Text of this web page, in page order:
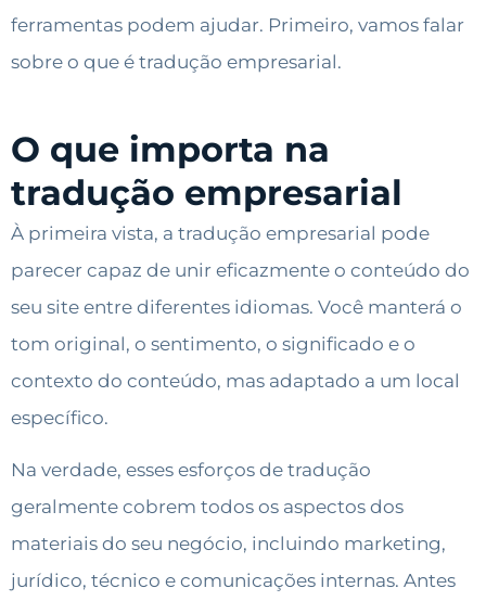
ferramentas podem ajudar. Primeiro, vamos falar
sobre o que é tradução empresarial.
O que importa na
tradução empresarial
À primeira vista, a tradução empresarial pode
parecer capaz de unir eficazmente o conteúdo do
seu site entre diferentes idiomas. Você manterá o
tom original, o sentimento, o significado e o
contexto do conteúdo, mas adaptado a um local
específico.
Na verdade, esses esforços de tradução
geralmente cobrem todos os aspectos dos
materiais do seu negócio, incluindo marketing,
jurídico, técnico e comunicações internas. Antes